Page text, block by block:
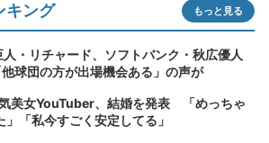
キング もっと見る
・リチャード、ソフトバンク・秋広優人
球団の方が出場機会ある」の声が
美女YouTuber、結婚を発表 「めっちゃ
「私今すごく安定してる」